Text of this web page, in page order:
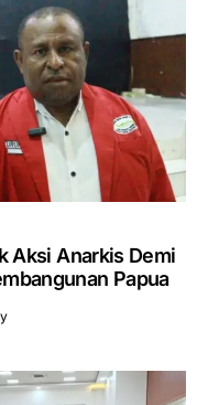
Aksi Anarkis Demi
Papua